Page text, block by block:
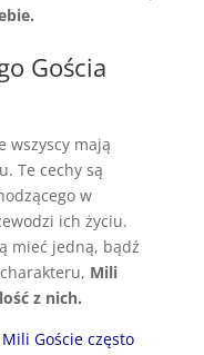
Gościa
wszyscy mają
Te cechy są
w
ich życiu.
mieć jedną, bądź
Mili
z nich.
Goście często